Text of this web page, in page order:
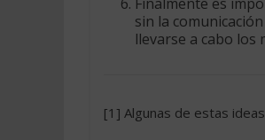
sin la
llevarse a cabo los
[1] Algunas de estas